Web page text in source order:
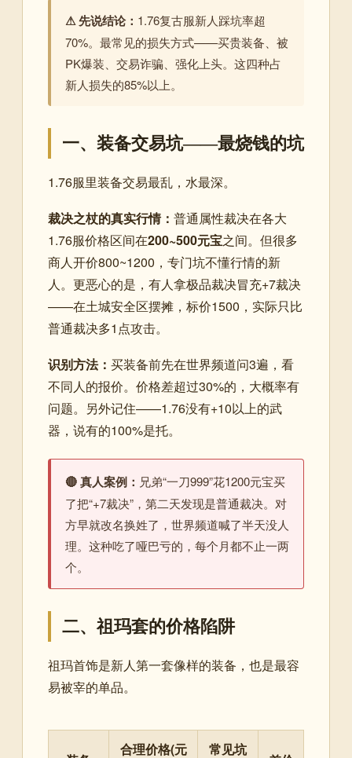
⚠ 先说结论： 1.76复古服新人踩坑率超
70%。最常见的损失方式——买贵装备、被
PK爆装、交易诈骗、强化上头。这四种占
新人损失的85%以上。
一、装备交易坑——最烧钱的坑
1.76服里装备交易最乱，水最深。
裁决之杖的真实行情： 普通属性裁决在各大
1.76服价格区间在200~500元宝之间。但很多
商人开价800~1200，专门坑不懂行情的新
人。更恶心的是，有人拿极品裁决冒充+7裁决
——在土城安全区摆摊，标价1500，实际只比
普通裁决多1点攻击。
识别方法： 买装备前先在世界频道问3遍，看
不同人的报价。价格差超过30%的，大概率有
问题。另外记住——1.76没有+10以上的武
器，说有的100%是托。
🔴 真人案例： 兄弟“一刀999”花1200元宝买
了把“+7裁决”，第二天发现是普通裁决。对
方早就改名换姓了，世界频道喊了半天没人
理。这种吃了哑巴亏的，每个月都不止一两
个。
二、祖玛套的价格陷阱
祖玛首饰是新人第一套像样的装备，也是最容
易被宰的单品。
合理价格(元
常见坑